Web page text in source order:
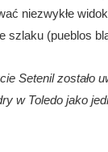
niezwykłe
szlaku (pueblos
Setenil zostało
w Toledo jako